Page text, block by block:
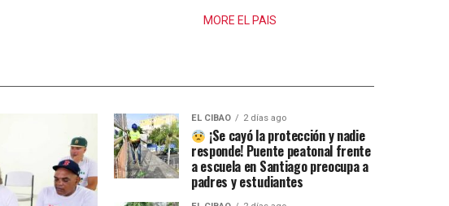
MORE EL PAIS
EL CIBAO 2 días ago
¡Se cayó la protección y nadie
responde! Puente peatonal frente
a escuela en Santiago preocupa a
padres y estudiantes